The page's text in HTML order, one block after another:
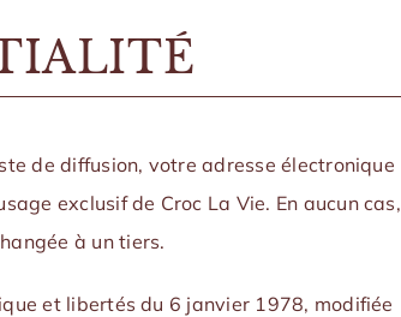
de diffusion, votre adresse électronique
exclusif de Croc La Vie. En aucun cas,
à un tiers.
et libertés du 6 janvier 1978, modifiée